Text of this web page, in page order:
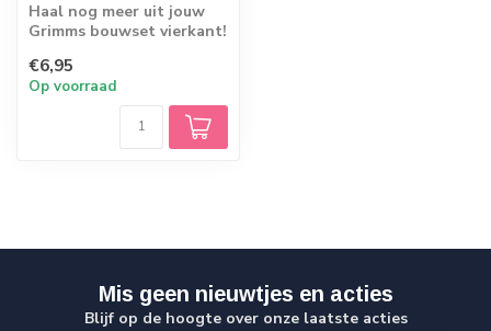
Haal nog meer uit jouw
Grimms bouwset vierkant!
€6,95
Op voorraad
Mis geen nieuwtjes en acties
Blijf op de hoogte over onze laatste acties